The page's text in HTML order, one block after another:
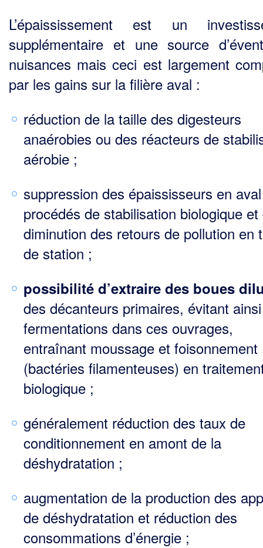
L’épaississement est un
supplémentaire et une source
nuisances mais ceci est largement
par les gains sur la filière aval :
réduction de la taille des digesteurs
anaérobies ou des réacteurs de
aérobie ;
suppression des épaississeurs en
procédés de stabilisation biologique et
diminution des retours de pollution en
de station ;
possibilité d’extraire des boues
des décanteurs primaires, évitant
fermentations dans ces ouvrages,
entraînant moussage et foisonnement
(bactéries filamenteuses) en
biologique ;
généralement réduction des taux de
conditionnement en amont de la
déshydratation ;
augmentation de la production des
de déshydratation et réduction des
consommations d’énergie ;